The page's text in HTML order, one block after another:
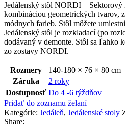
Jedálenský stôl NORDI –
kombináciou geometrických tvarov,
módnych farieb. Stôl môžete
Jedálenský stôl je rozkladací (po
dodávaný v demonte. Stôl sa ľahko
zo zostavy NORDI.
Rozmery
140-180 × 76 × 80 cm
Záruka
2 roky
Dostupnosť Do 4 -6 týždňov
Pridať do zoznamu želaní
Kategórie: Jedáleň, Jedálenské stoly
Share: